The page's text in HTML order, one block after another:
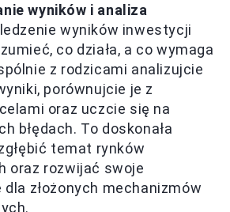
wyników i analiza
wyników inwestycji
co działa, a co wymaga
z rodzicami analizujcie
porównujcie je z
oraz uczcie się na
błędach. To doskonała
temat rynków
oraz rozwijać swoje
dla złożonych mechanizmów